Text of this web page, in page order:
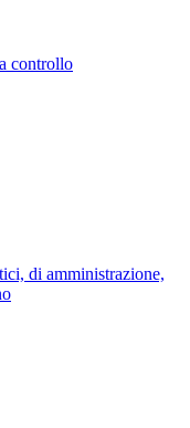
controllo
di amministrazione,